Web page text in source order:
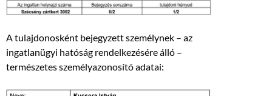
A tulajdonosként bejegyzett személynek – az
ingatlanügyi hatóság rendelkezésére álló –
természetes személyazonosító adatai: